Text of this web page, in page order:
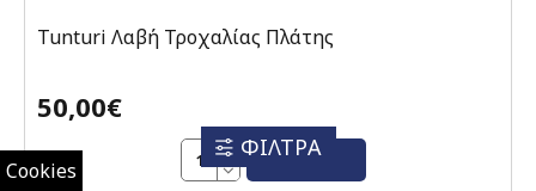
Cookies
Tunturi Λαβή Τροχαλίας Πλάτης
50,00€
ΑΓΟΡΆ
ΦΙΛΤΡΑ